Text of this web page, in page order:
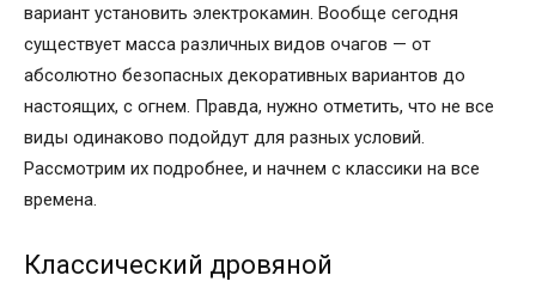
вариант установить электрокамин. Вообще сегодня
существует масса различных видов очагов — от
абсолютно безопасных декоративных вариантов до
настоящих, с огнем. Правда, нужно отметить, что не все
виды одинаково подойдут для разных условий.
Рассмотрим их подробнее, и начнем с классики на все
времена.
Классический дровяной